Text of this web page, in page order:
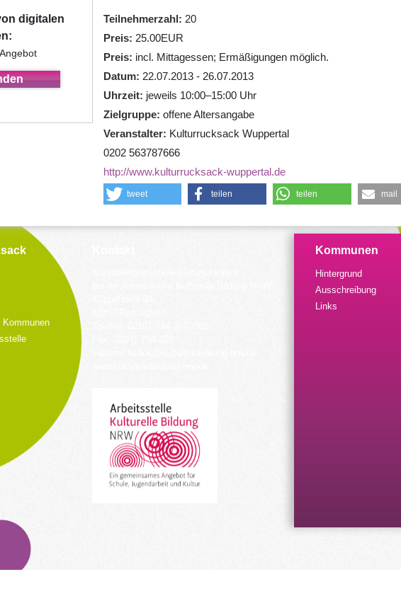
digitalen
Teilnehmerzahl
20
Preis
25.00EUR
Preis
incl. Mittagessen; Ermäßigungen möglich.
Datum
22.07.2013 - 26.07.2013
Uhrzeit
jeweils 10:00–15:00 Uhr
Zielgruppe offene Altersangabe
Veranstalter
Kulturrucksack Wuppertal
0202 563787666
http://www.kulturrucksack-wuppertal.de
tweet teilen teilen mail
Kommunen
Kommunen
Hintergrund
Ausschreibung
Links